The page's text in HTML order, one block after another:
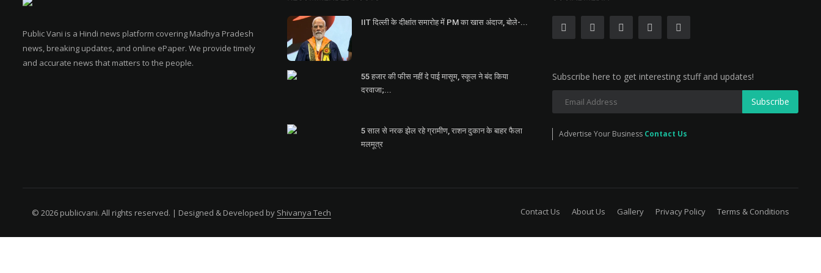
Public Vani is a Hindi news platform covering Madhya Pradesh
news, breaking updates, and online ePaper. We provide timely
and accurate news that matters to the people.
IIT दिल्ली के दीक्षांत समारोह में PM का खास अंदाज, बोले-...
55 हजार की फीस नहीं दे पाई मासूम, स्कूल ने बंद किया
दरवाजा;...
5 साल से नरक झेल रहे ग्रामीण, राशन दुकान के बाहर फैला
मलमूत्र
Subscribe here to get interesting stuff and updates!
Subscribe
Advertise Your Business Contact Us
© 2026 publicvani. All rights reserved. | Designed & Developed by Shivanya Tech Contact Us About Us Gallery Privacy Policy Terms & Conditions